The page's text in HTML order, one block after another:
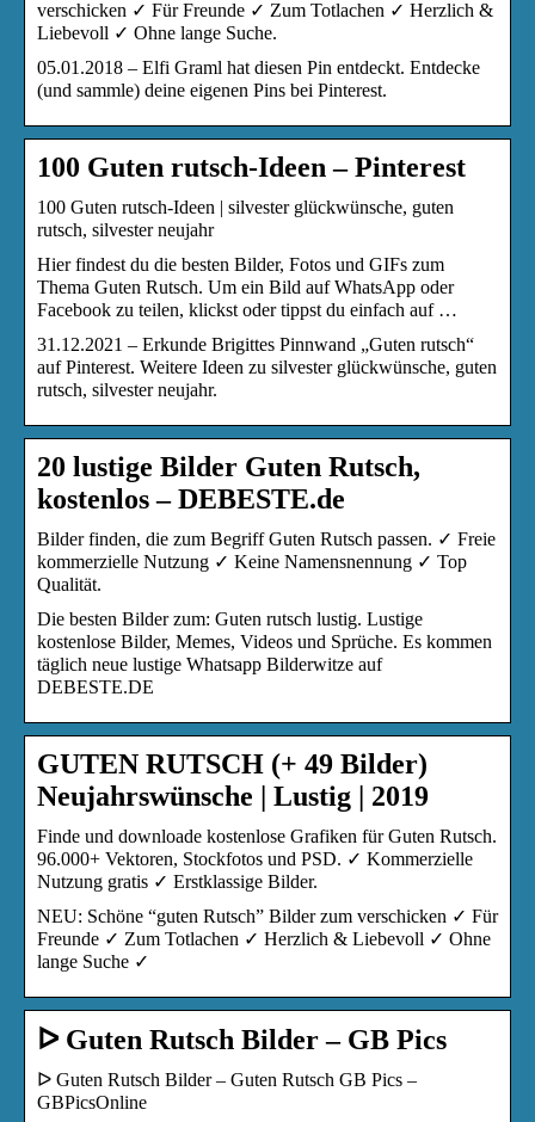
verschicken ✓ Für Freunde ✓ Zum Totlachen ✓ Herzlich &
Liebevoll ✓ Ohne lange Suche.
05.01.2018 – Elfi Graml hat diesen Pin entdeckt. Entdecke
(und sammle) deine eigenen Pins bei Pinterest.
100 Guten rutsch-Ideen – Pinterest
100 Guten rutsch-Ideen | silvester glückwünsche, guten
rutsch, silvester neujahr
Hier findest du die besten Bilder, Fotos und GIFs zum
Thema Guten Rutsch. Um ein Bild auf WhatsApp oder
Facebook zu teilen, klickst oder tippst du einfach auf …
31.12.2021 – Erkunde Brigittes Pinnwand „Guten rutsch“
auf Pinterest. Weitere Ideen zu silvester glückwünsche, guten
rutsch, silvester neujahr.
20 lustige Bilder Guten Rutsch,
kostenlos – DEBESTE.de
Bilder finden, die zum Begriff Guten Rutsch passen. ✓ Freie
kommerzielle Nutzung ✓ Keine Namensnennung ✓ Top
Qualität.
Die besten Bilder zum: Guten rutsch lustig. Lustige
kostenlose Bilder, Memes, Videos und Sprüche. Es kommen
täglich neue lustige Whatsapp Bilderwitze auf
DEBESTE.DE
GUTEN RUTSCH (+ 49 Bilder)
Neujahrswünsche | Lustig | 2019
Finde und downloade kostenlose Grafiken für Guten Rutsch.
96.000+ Vektoren, Stockfotos und PSD. ✓ Kommerzielle
Nutzung gratis ✓ Erstklassige Bilder.
NEU: Schöne “guten Rutsch” Bilder zum verschicken ✓ Für
Freunde ✓ Zum Totlachen ✓ Herzlich & Liebevoll ✓ Ohne
lange Suche ✓
ᐅ Guten Rutsch Bilder – GB Pics
ᐅ Guten Rutsch Bilder – Guten Rutsch GB Pics –
GBPicsOnline